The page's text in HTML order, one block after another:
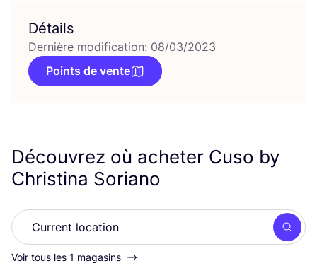
Détails
Dernière modification: 08/03/2023
Points de vente
Découvrez où acheter Cuso by
Christina Soriano
Voir tous les 1 magasins